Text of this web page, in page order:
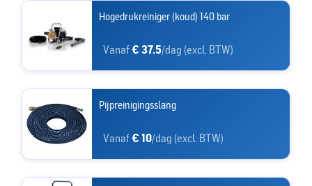
Hogedrukreiniger (koud) 140 bar
Vanaf€ 37.5/dag (excl. BTW)
Pijpreinigingsslang
Vanaf€ 10/dag (excl. BTW)